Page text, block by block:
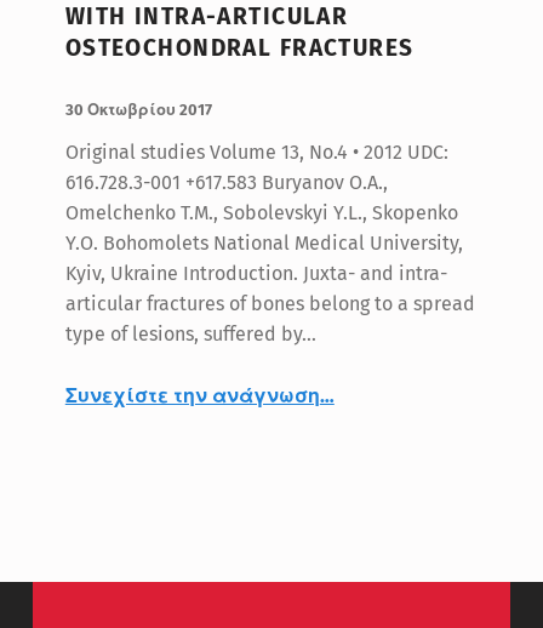
WITH INTRA-ARTICULAR
OSTEOCHONDRAL FRACTURES
30 Οκτωβρίου 2017
Original studies Volume 13, No.4 • 2012 UDC:
616.728.3-001 +617.583 Buryanov O.A.,
Omelchenko T.M., Sobolevskyi Y.L., Skopenko
Y.O. Bohomolets National Medical University,
Kyiv, Ukraine Introduction. Juxta- and intra-
articular fractures of bones belong to a spread
type of lesions, suffered by…
Συνεχίστε την ανάγνωση“PREVENTION AND TREATMENT OF POST-TRAUMATIC OSTEOARTHRITIS OF PATIENTS WITH INTRA-ARTICULAR OSTEOCHONDRAL FRACTURES”
…